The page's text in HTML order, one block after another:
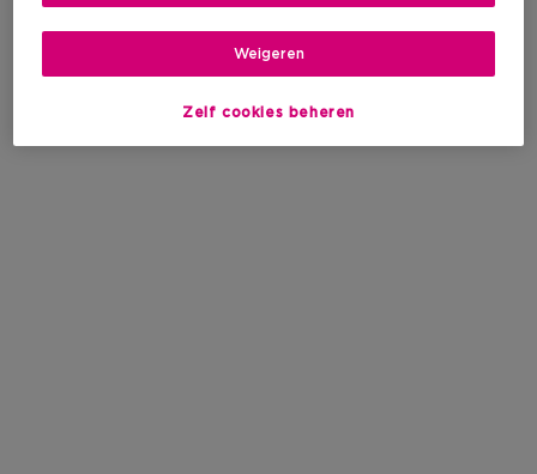
Zelf cookies beheren
Weigeren